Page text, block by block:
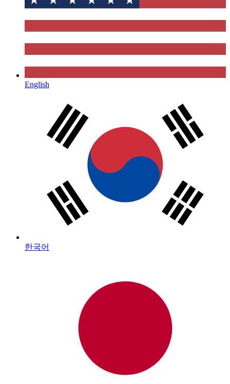
English
한국어